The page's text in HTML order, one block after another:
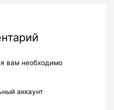
вам необходимо
аккаунт